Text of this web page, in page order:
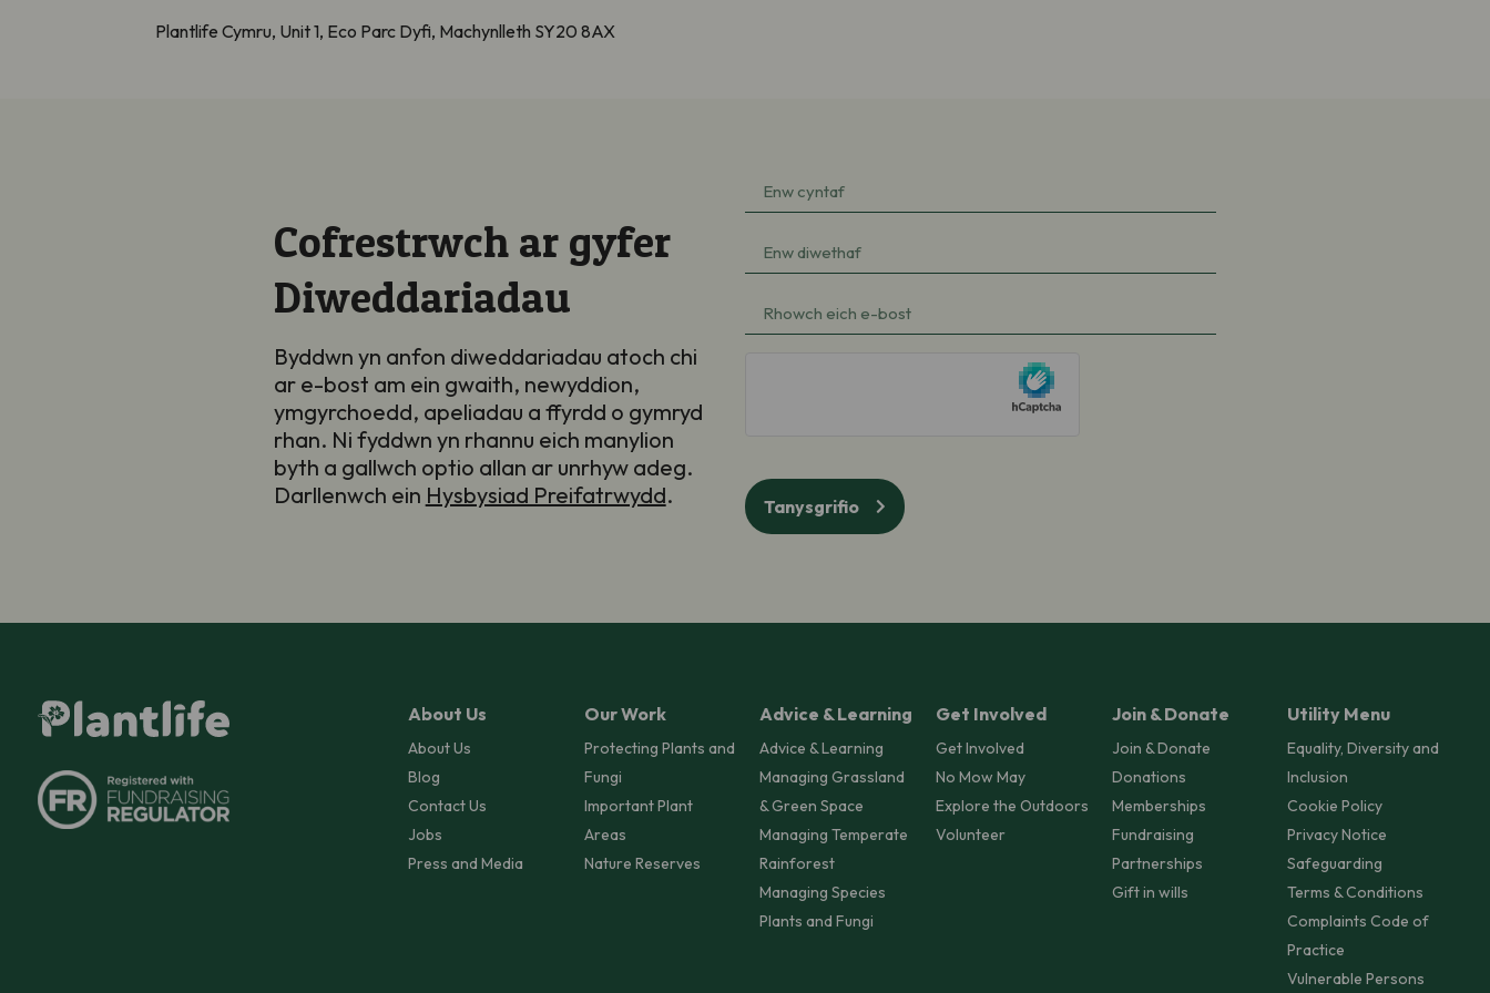
Plantlife Cymru, Unit 1, Eco Parc Dyfi, Machynlleth SY20 8AX
Cofrestrwch ar gyfer
Diweddariadau
Byddwn yn anfon diweddariadau atoch chi
ar e-bost am ein gwaith, newyddion,
ymgyrchoedd, apeliadau a ffyrdd o gymryd
rhan. Ni fyddwn yn rhannu eich manylion
byth a gallwch optio allan ar unrhyw adeg.
Darllenwch ein Hysbysiad Preifatrwydd.
Enw
cyntaf
(Required)
Enw
diwethaf
(Required)
e-
bost
Tanysgrifio
About Us
About Us
Blog
Contact Us
Jobs
Press and Media
Our Work
Protecting Plants and
Fungi
Important Plant
Areas
Nature Reserves
Advice & Learning
Advice & Learning
Managing Grassland
& Green Space
Managing Temperate
Rainforest
Managing Species
Plants and Fungi
Get Involved
Get Involved
No Mow May
Explore the Outdoors
Volunteer
Join & Donate
Join & Donate
Donations
Memberships
Fundraising
Partnerships
Gift in wills
Utility Menu
Equality, Diversity and
Inclusion
Cookie Policy
Privacy Notice
Safeguarding
Terms & Conditions
Complaints Code of
Practice
Vulnerable Persons